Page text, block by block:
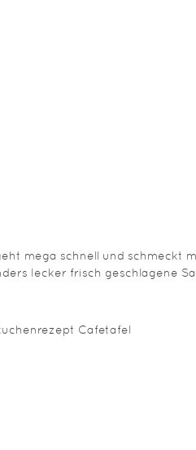
mega schnell und schmeckt
lecker frisch geschlagene